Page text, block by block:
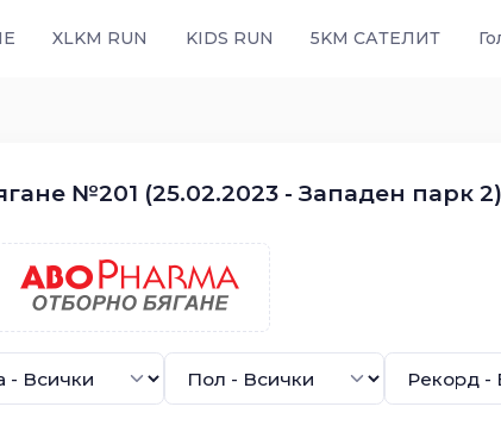
XLKM RUN KIDS RUN 5KM САТЕЛИТ
№201 (25.02.2023 - Западен парк 2)